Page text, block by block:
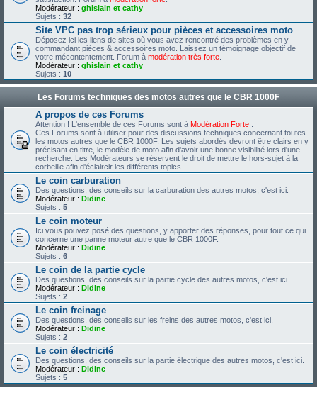
Modérateur : ghislain et cathy
Sujets : 32
Site VPC pas trop sérieux pour pièces et accessoires moto
Déposez ici les liens de sites où vous avez rencontré des problèmes en y
commandant pièces & accessoires moto. Laissez un témoignage objectif de
votre mécontentement. Forum à modération très forte
Modérateur : ghislain et cathy
Sujets : 10
Les Forums techniques des motos autres que le CBR 1000F
A propos de ces Forums
Attention ! L'ensemble de ces Forums sont à Modération Forte :
Ces Forums sont à utiliser pour des discussions techniques concernant toutes
les motos autres que le CBR 1000F. Les sujets abordés devront être clairs en y
précisant en titre, le modèle de moto afin d'avoir une bonne visibilité lors d'une
recherche. Les Modérateurs se réservent le droit de mettre le hors-sujet à la
corbeille afin d'éclaircir les différents topics.
Le coin carburation
Des questions, des conseils sur la carburation des autres motos, c'est ici.
Modérateur : Didine
Sujets : 5
Le coin moteur
Ici vous pouvez posé des questions, y apporter des réponses, pour tout ce qui
concerne une panne moteur autre que le CBR 1000F.
Modérateur : Didine
Sujets : 6
Le coin de la partie cycle
Des questions, des conseils sur la partie cycle des autres motos, c'est ici.
Modérateur : Didine
Sujets : 2
Le coin freinage
Des questions, des conseils sur les freins des autres motos, c'est ici.
Modérateur : Didine
Sujets : 2
Le coin électricité
Des questions, des conseils sur la partie électrique des autres motos, c'est ici.
Modérateur : Didine
Sujets : 5